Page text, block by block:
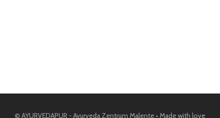
© AYURVEDAPUR - Ayurveda Zentrum Malente • Made with love